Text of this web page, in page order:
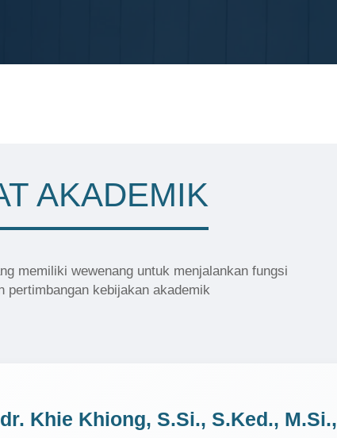
AKADEMIK
memiliki wewenang untuk menjalankan fungsi
pertimbangan kebijakan akademik
Khie Khiong, S.Si., S.Ked., M.Si.,